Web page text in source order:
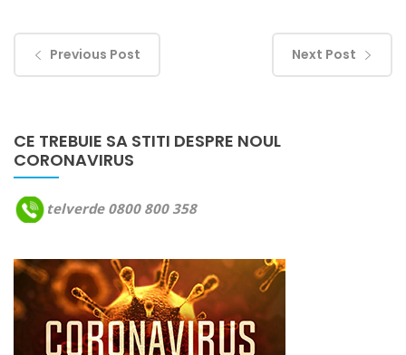
Previous Post Next Post
CE TREBUIE SA STITI DESPRE NOUL
CORONAVIRUS
telverde 0800 800 358